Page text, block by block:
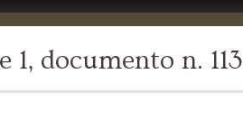
documento n. 113